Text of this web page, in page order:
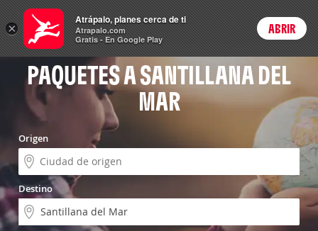
Vuelo+Hotel Login
PAQUETES A SANTILLANA DEL
MAR
Origen
Destino
×
Atrápalo, planes cerca de ti
Atrapalo.com
Gratis - En Google Play
ABRIR